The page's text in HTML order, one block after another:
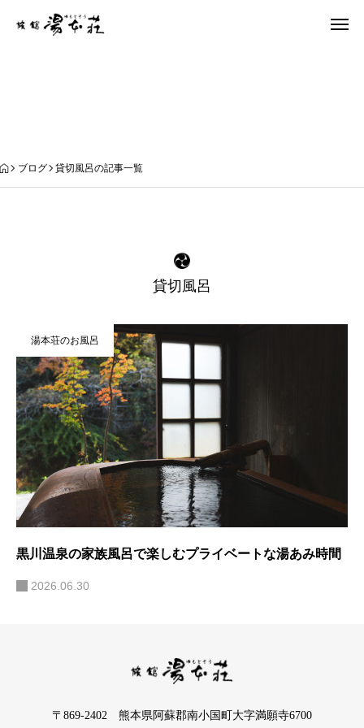
ブログ 貸切風呂の記事一覧
貸切風呂
湯本荘のお風呂
黒川温泉の家族風呂で楽しむプライベートな湯あみ時間
2026.06.30
〒869-2402 熊本県阿蘇郡南小国町大字満願寺6700